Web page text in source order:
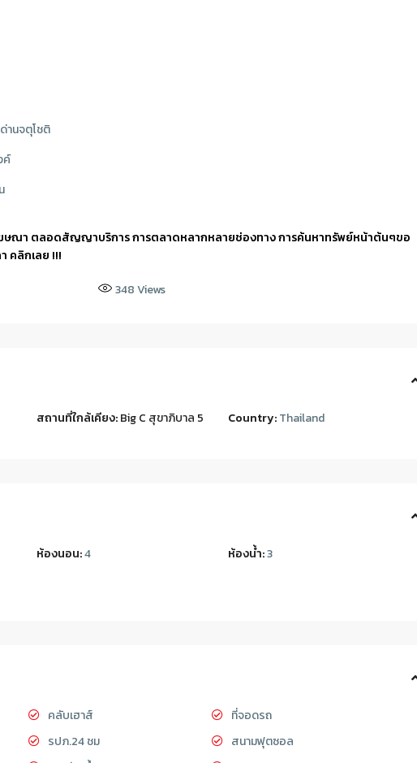
านจตุโชติ
ค์
ฆษณา ตลอดสัญญาบริการ การตลาดหลากหลายช่องทาง การค้นหาทรัพย์หน้าต้นๆขอ
คลิกเลย !!!
348Views
สถานที่ใกล้เคียง:Big C สุขาภิบาล 5 Country:Thailand
ห้องนอน:4 ห้องน้ำ:3
คลับเฮาส์
ที่จอดรถ
รปภ.24 ชม
สนามฟุตซอล